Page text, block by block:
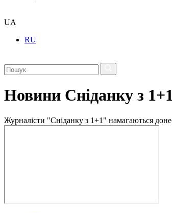
UA
RU
Новини Сніданку з
Журналісти "Сніданку з 1+1" намагаються